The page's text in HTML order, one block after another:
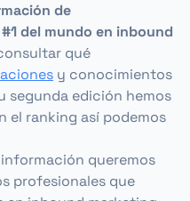
de
del mundo en inbound
qué
y conocimientos
segunda edición hemos
el ranking así podemos
queremos
profesionales que